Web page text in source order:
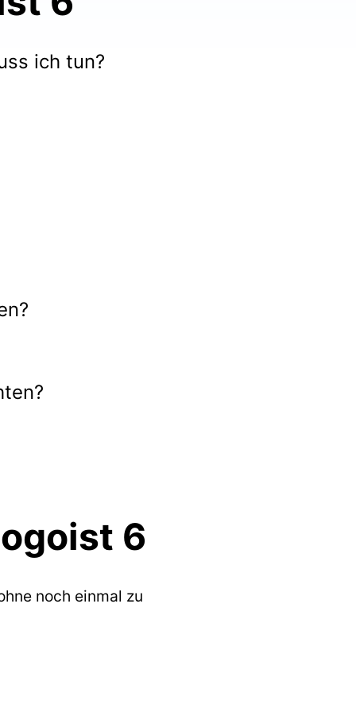
ich tun?
6
noch einmal zu